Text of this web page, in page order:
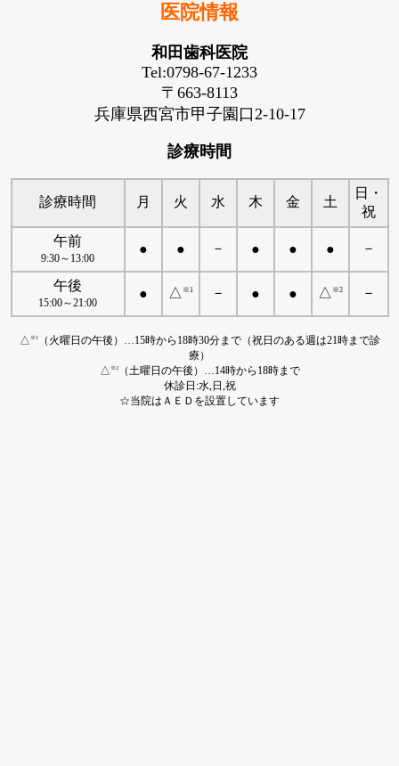
医院情報
和田歯科医院
Tel:0798-67-1233
〒663-8113
兵庫県西宮市甲子園口2-10-17
診療時間
診療時間 月 火 水 木 金 土
日・
祝
午前
9:30～13:00
● ● － ● ● ● －
午後
15:00～21:00
● △ ※1 － ● ● △ ※2 －
△ ※1（火曜日の午後）…15時から18時30分まで（祝日のある週は21時まで診
療）
△ ※2（土曜日の午後）…14時から18時まで
休診日:水,日,祝
☆当院はＡＥＤを設置しています